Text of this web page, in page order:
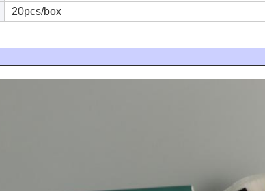
20pcs/box